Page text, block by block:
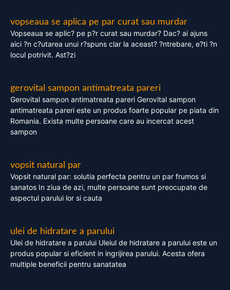
vopseaua se aplica pe par curat sau murdar
Vopseaua se aplic? pe p?r curat sau murdar? Dac? ai ajuns
aici ?n c?utarea unui r?spuns clar la aceast? ?ntrebare, e?ti ?n
locul potrivit. Ast?zi
gerovital sampon antimatreata pareri
Gerovital sampon antimatreata pareri Gerovital sampon
antimatreata pareri este un produs foarte popular pe piata din
Romania. Exista multe persoane care au incercat acest
sampon
vopsit natural par
Vopsit natural par: solutia perfecta pentru un par frumos si
sanatos In ziua de azi, multe persoane sunt preocupate de
aspectul parului lor si cauta
ulei de hidratare a parului
Ulei de hidratare a parului Uleiul de hidratare a parului este un
produs popular si eficient in ingrijirea parului. Acesta ofera
multiple beneficii pentru sanatatea